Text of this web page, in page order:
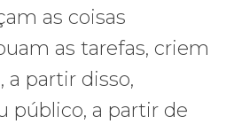
as coisas
as tarefas, criem
a partir disso,
público, a partir de